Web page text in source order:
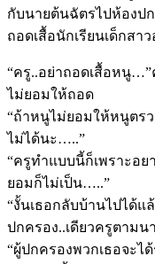
กับนายต้นฉัตรไปห้องป
ถอดเสื้อนักเรียนเด็กสา
“ครู..อย่าถอดเสื้อหนู
ไม่ยอมให้ถอด
“ถ้าหนูไม่ยอมให้หนูตร
ไม่ได้นะ…..”
“ครูทำแบบนี้ก็เพราะอ
ยอมก็ไม่เป็น…..”
“งั้นเธอกลับบ้านไปได้
ปกครอง..เดียวครูตาม
“ผู้ปกครองพวกเธอจะไ